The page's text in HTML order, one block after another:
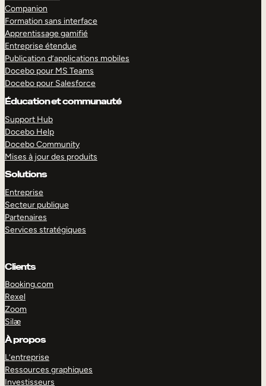
Companion
Formation sans interface
Apprentissage gamifié
Entreprise étendue
Publication d’applications mobiles
Docebo pour MS Teams
Docebo pour Salesforce
Éducation et communauté
Support Hub
Docebo Help
Docebo Community
Mises à jour des produits
Solutions
Entreprise
Secteur publique
Partenaires
Services stratégiques
Clients
Booking.com
Rexel
Zoom
Silæ
À propos
L’entreprise
Ressources graphiques
Investisseurs